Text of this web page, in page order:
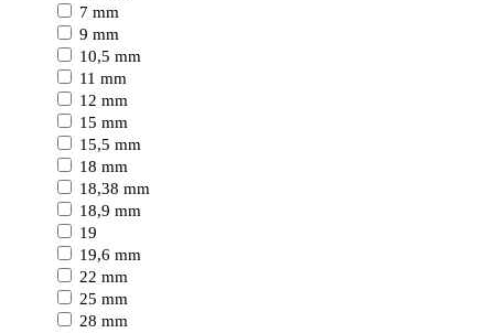
7 mm
9 mm
10,5 mm
11 mm
12 mm
15 mm
15,5 mm
18 mm
18,38 mm
18,9 mm
19
19,6 mm
22 mm
25 mm
28 mm